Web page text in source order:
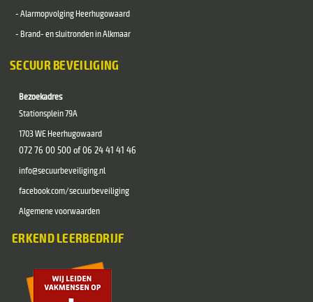
- Alarmopvolging Heerhugowaard
- Brand- en sluitronden in Alkmaar
SECUUR BEVEILIGING
Bezoekadres
Stationsplein 79A
1703 WE Heerhugowaard
072 76 00 500 of06 24 41 41 46
info@secuurbeveiliging.nl
facebook.com/secuurbeveiliging
Algemene voorwaarden
ERKEND LEERBEDRIJF